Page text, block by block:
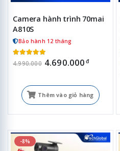
Camera hành trình 70mai
A810S
Bảo hành 12 tháng
4.990.000 4.690.000 đ
Thêm vào giỏ hàng
-8%